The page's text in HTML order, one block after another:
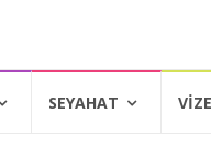
SEYAHAT VIZE